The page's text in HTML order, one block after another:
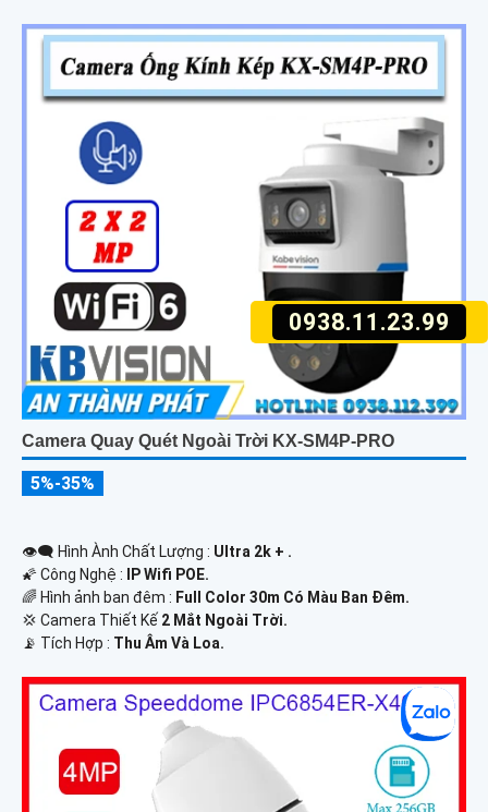
0938.11.23.99
Camera Quay Quét Ngoài Trời KX-SM4P-PRO
5%-35%
👁️‍🗨 Hình Ành Chất Lượng : Ultra 2k + .
🌠 Công Nghệ : IP Wifi POE.
🌈 Hình ảnh ban đêm : Full Color 30m Có Màu Ban Ðêm.
💢 Camera Thiết Kế 2 Mắt Ngoài Trời.
️📡 Tích Hợp : Thu Âm Và Loa.